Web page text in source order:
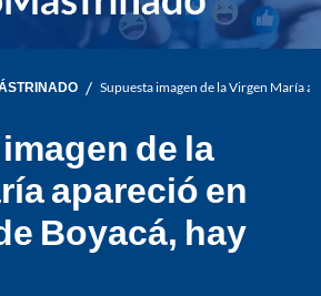
/ Supuesta imagen de la Virgen María
de la
apareció en
Boyacá, hay